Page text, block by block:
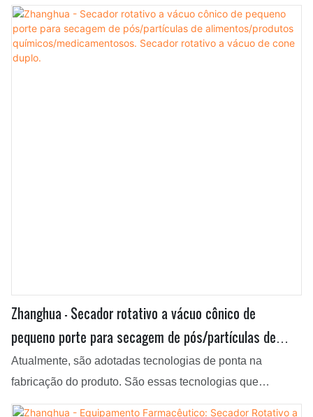
em diversas especificações para atender às diferentes
necessidades dos clientes, possuindo uma vasta gama de
aplicações. Além disso, ela segue um princípio de design
conciso e de alta qualidade.
Zhanghua - Secador rotativo a vácuo cônico de
pequeno porte para secagem de pós/partículas de
alimentos/produtos químicos/medicamentosos.
Secador rotativo a vácuo de cone duplo.
Atualmente, são adotadas tecnologias de ponta na
fabricação do produto. São essas tecnologias que
contribuem para a produção de produtos multifuncionais e